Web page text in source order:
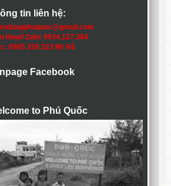
tin liên hệ:
thoại/ Zalo: 0934.127.384
0985 258 323 Mr Hà
Facebook
to Phú Quốc